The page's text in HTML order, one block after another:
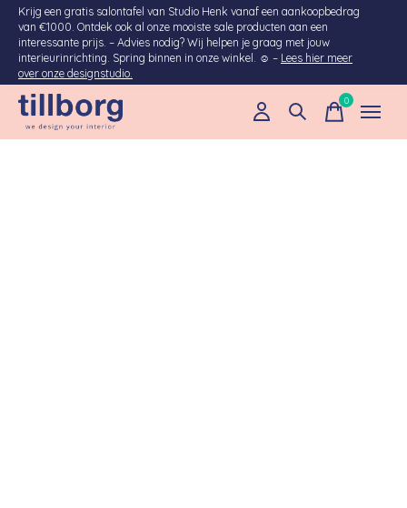
Krijg een gratis salontafel van Studio Henk vanaf een aankoopbedrag
van €1000. Ontdek ook al onze mooiste sale producten aan een
interessante prijs. – Advies nodig? Wij helpen je graag met jouw
interieurinrichting. Spring binnen in onze winkel. ☺ – Lees hier meer
over onze designstudio.
0items